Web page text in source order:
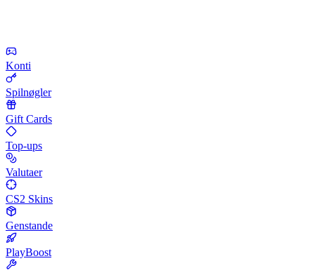
Konti
Spilnøgler
Gift Cards
Top-ups
Valutaer
CS2 Skins
Genstande
PlayBoost